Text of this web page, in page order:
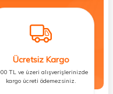
Ücretsiz Kargo
TL ve üzeri alışverişlerinizde
kargo ücreti ödemezsiniz.